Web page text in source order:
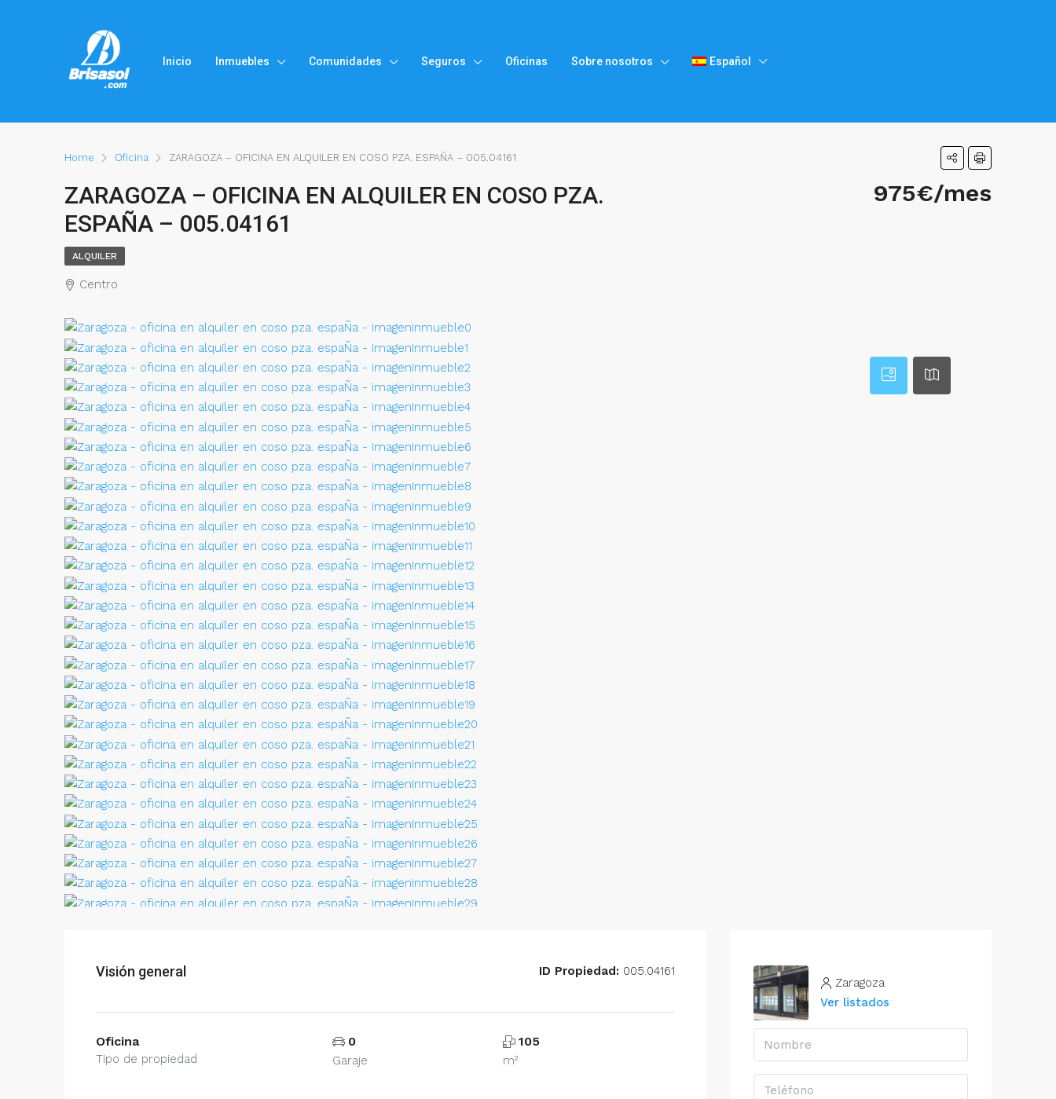
Inicio Inmuebles Comunidades Seguros Oficinas Sobre nosotros Español
Home Oficina ZARAGOZA – OFICINA EN ALQUILER EN COSO PZA. ESPAÑA – 005.04161
ZARAGOZA – OFICINA EN ALQUILER EN COSO PZA.
ESPAÑA – 005.04161
975€/mes
ALQUILER
Centro
Visión general ID Propiedad: 005.04161
Oficina
Tipo de propiedad
0
Garaje
105
m²
Zaragoza
Ver listados